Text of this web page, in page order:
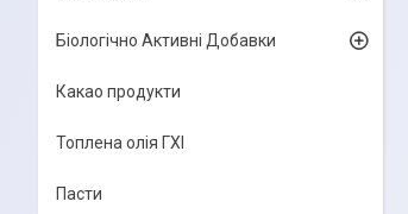
Біологічно Активні Добавки
Какао продукти
Топлена олія ГХІ
Пасти